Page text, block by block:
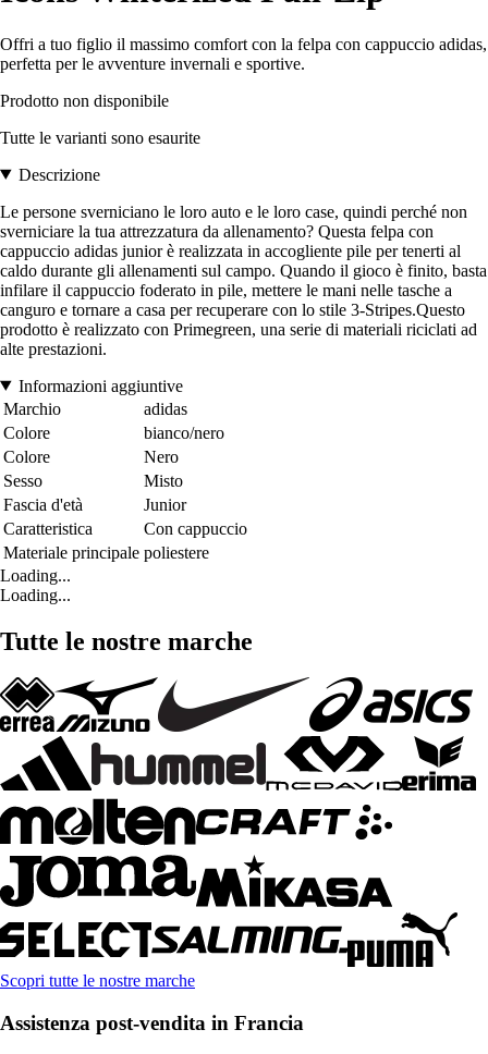
Offri a tuo figlio il massimo comfort con la felpa con cappuccio adidas,
perfetta per le avventure invernali e sportive.
Prodotto non disponibile
Tutte le varianti sono esaurite
Descrizione
Le persone sverniciano le loro auto e le loro case, quindi perché non
sverniciare la tua attrezzatura da allenamento? Questa felpa con
cappuccio adidas junior è realizzata in accogliente pile per tenerti al
caldo durante gli allenamenti sul campo. Quando il gioco è finito, basta
infilare il cappuccio foderato in pile, mettere le mani nelle tasche a
canguro e tornare a casa per recuperare con lo stile 3-Stripes.Questo
prodotto è realizzato con Primegreen, una serie di materiali riciclati ad
alte prestazioni.
Informazioni aggiuntive
Marchio
adidas
Colore
bianco/nero
Colore
Nero
Sesso
Misto
Fascia d'età
Junior
Caratteristica
Con cappuccio
Materiale principale poliestere
Loading...
Loading...
Tutte le nostre marche
Scopri tutte le nostre marche
Assistenza post-vendita in Francia